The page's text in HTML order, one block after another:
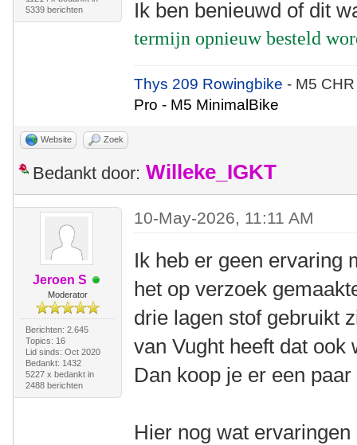
5339 berichten
Ik ben benieuwd of dit
termijn opnieuw besteld
Thys 209 Rowingbike- M5
Pro - M5 MinimalBike
Website Zoek
Bedankt door: Willeke_IGKT
Jeroen S
Moderator
Berichten: 2.645
Topics: 16
Lid sinds: Oct 2020
Bedankt: 1432
5227 x bedankt in
2488 berichten
10-May-2026, 11:11 AM
Ik heb er geen ervaring
het op verzoek
drie lagen stof gebruikt
van Vught heeft dat ook
Dan koop je er een
Hier nog wat